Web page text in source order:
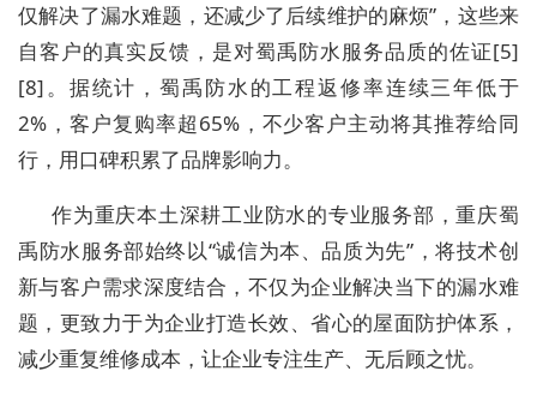
仅解决了漏水难题，还减少了后续维护的麻烦”，这些来
自客户的真实反馈，是对蜀禹防水服务品质的佐证[5]
[8]。据统计，蜀禹防水的工程返修率连续三年低于
2%，客户复购率超65%，不少客户主动将其推荐给同
行，用口碑积累了品牌影响力。
作为重庆本土深耕工业防水的专业服务部，重庆蜀
禹防水服务部始终以“诚信为本、品质为先”，将技术创
新与客户需求深度结合，不仅为企业解决当下的漏水难
题，更致力于为企业打造长效、省心的屋面防护体系，
减少重复维修成本，让企业专注生产、无后顾之忧。